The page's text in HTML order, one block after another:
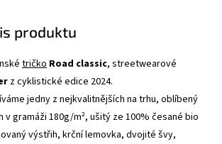
produktu
tričko Road classic, streetwearové
z cyklistické edice 2024.
jedny z nejkvalitnějších na trhu, oblíbený
v gramáži 180g/m², ušitý ze 100% česané bio
výstřih, krční lemovka, dvojité švy,